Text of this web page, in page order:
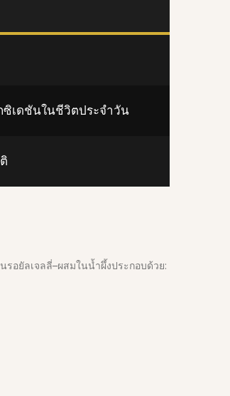
ซิเดชันในชีวิตประจำวัน
อยัลเจลลี่–ผสมในน้ำผึ้งประกอบด้วย: